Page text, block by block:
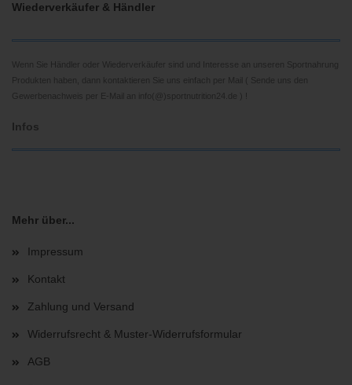
Wiederverkäufer & Händler
Wenn Sie Händler oder Wiederverkäufer sind und Interesse an unseren Sportnahrung
Produkten haben, dann kontaktieren Sie uns einfach per Mail ( Sende uns den
Gewerbenachweis per E-Mail an info(@)sportnutrition24.de ) !
Infos
Mehr über...
Impressum
Kontakt
Zahlung und Versand
Widerrufsrecht & Muster-Widerrufsformular
AGB